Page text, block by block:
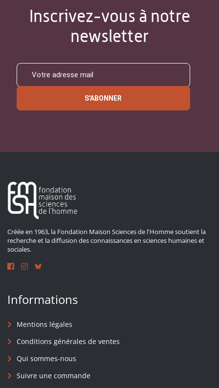
Inscrivez-vous à notre
newsletter
S'ABONNER
Créée en 1963, la Fondation Maison Sciences de l'Homme soutient la
recherche et la diffusion des connaissances en sciences humaines et
sociales.
Informations
Mentions légales
Conditions générales de ventes
Qui sommes-nous
Suivre une commande